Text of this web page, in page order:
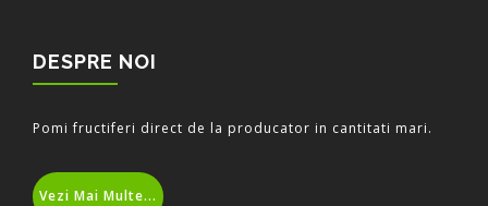
DESPRE NOI
Pomi fructiferi direct de la producator in cantitati mari.
Vezi Mai Multe...